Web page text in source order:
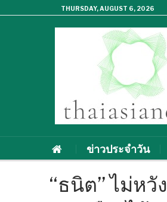
THURSDAY, AUGUST 6, 2026
ข่าวประจำวัน
“ธนิต” ไม่ห